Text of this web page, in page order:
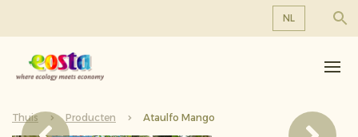
NL
NL
Over ons
Producten
Duurzaamheid
Thuis Producten Ataulfo Mango